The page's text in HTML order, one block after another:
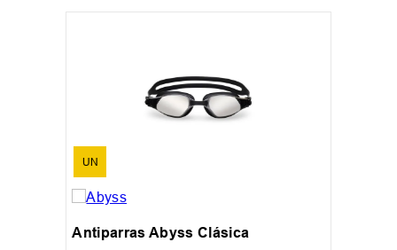
UN
Antiparras Abyss Clásica